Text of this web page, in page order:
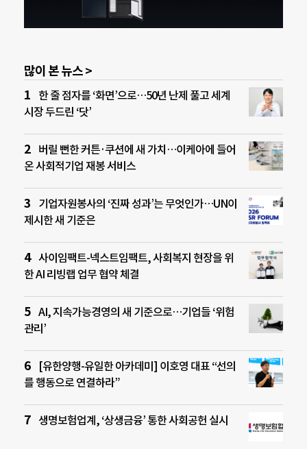
많이 본 뉴스 >
한 줄 점자를 ‘화면’으로…50년 난제 풀고 세계
시장 두드린 ‘닷’
버릴 뻔한 커튼·쿠션에 새 가치…이케아에 들어
온 사회적기업 재봉 서비스
기업자원봉사의 ‘진짜 성과’는 무엇인가…UN이
제시한 새 기준은
사이임팩트-넥스트임팩트, 사회복지 현장을 위
한 AI 리빙랩 업무 협약 체결
AI, 지속가능경영의 새 기준으로…기업들 ‘위험
관리’
[유한양행-유일한 아카데미] 이호영 대표 “선의
를 행동으로 연결하라”
생명보험업계, ‘상생금융’ 통한 사회공헌 실시